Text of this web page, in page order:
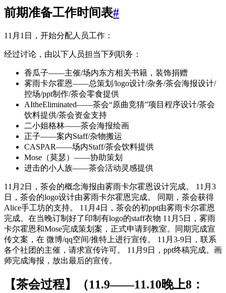
前期准备工作时间表#
11月1日，开始分配人员工作：
经过讨论，由以下人员担当下列职务：
香瓜子——主催/场内东方相关书籍，装饰捐赠
雾雨卡尔霍恩——总策划/logo设计/杂务/茶会海报设计/
控场/ppt制作/茶会零食提供
AItheEliminated——茶会“原曲竞猜”项目程序设计/茶会
饮料提供/茶会资金支持
二小姐格林——茶会海报绘画
正子——案内Staff/杂物搬运
CASPAR——场内Staff/茶会饮料提供
Mose（莫瑟）——协助策划
进击的小人族——茶会活动灵感提供
11月2日，茶会的概念海报由雾雨卡尔霍恩设计完成。 11月3
日，茶会的logo设计由雾雨卡尔霍恩完成。 同期，茶会获得
Alice手工坊的支持。 11月4日，茶会的初ppt由雾雨卡尔霍恩
完成。在当晚订制好了印制有logo的staff衣物 11月5日，雾雨
卡尔霍恩和Mose完成策划案，正式申请到教室。同期完成宣
传文案，在 微博/qq空间/推特上进行宣传。 11月3-9日，联系
各个社团的主催，请求宣传许可。 11月9日，ppt终稿完成。画
师完成海报，放出最后的宣传。
【茶会过程】（11.9——11.10晚上8：